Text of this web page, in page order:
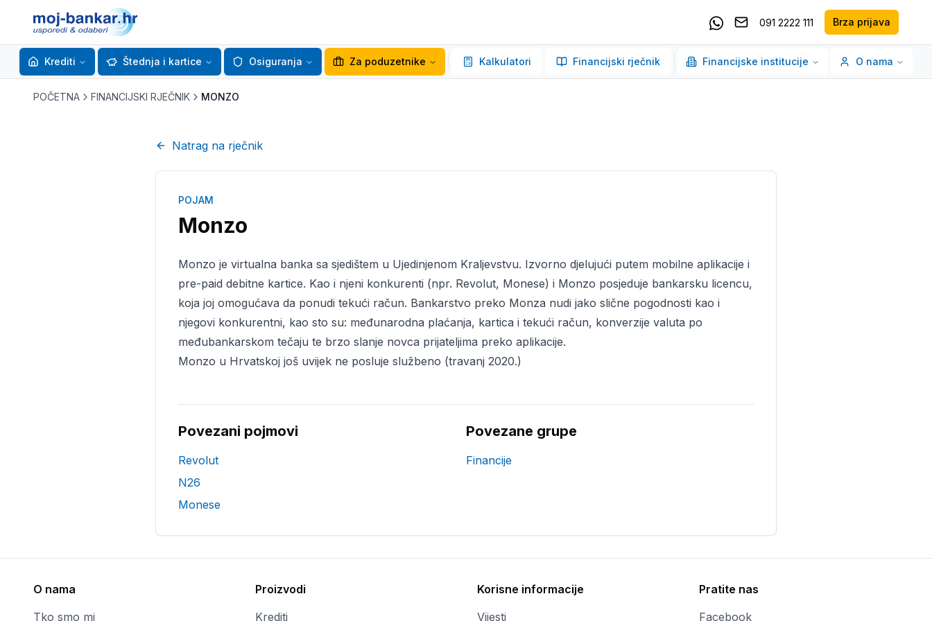
Kontaktirajte nas putem Whatsappa
091 2222 111 Brza prijava
Krediti Štednja i kartice Osiguranja Za poduzetnike Kalkulatori Financijski rječnik Financijske institucije O nama
POČETNA FINANCIJSKI RJEČNIK MONZO
Natrag na rječnik
POJAM
Monzo
Monzo je virtualna banka sa sjedištem u Ujedinjenom Kraljevstvu. Izvorno djelujući putem mobilne aplikacije i
pre-paid debitne kartice. Kao i njeni konkurenti (npr. Revolut, Monese) i Monzo posjeduje bankarsku licencu,
koja joj omogućava da ponudi tekući račun. Bankarstvo preko Monza nudi jako slične pogodnosti kao i
njegovi konkurentni, kao sto su: međunarodna plaćanja, kartica i tekući račun, konverzije valuta po
međubankarskom tečaju te brzo slanje novca prijateljima preko aplikacije.
Monzo u Hrvatskoj još uvijek ne posluje službeno (travanj 2020.)
Povezani pojmovi
Revolut
N26
Monese
Povezane grupe
Financije
O nama
Tko smo mi
Proizvodi
Krediti
Korisne informacije
Vijesti
Pratite nas
Facebook